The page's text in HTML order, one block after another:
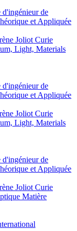
de
et Appliquée
Joliot Curie
Light, Materials
de
et Appliquée
Joliot Curie
Light, Materials
de
et Appliquée
Joliot Curie
Matière